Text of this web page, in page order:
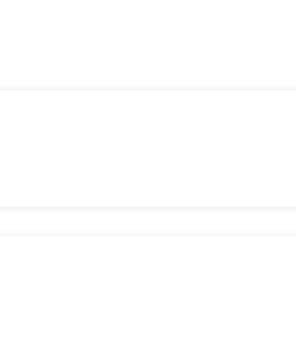
sans complications.
du marché.
des plateformes et des dApps.